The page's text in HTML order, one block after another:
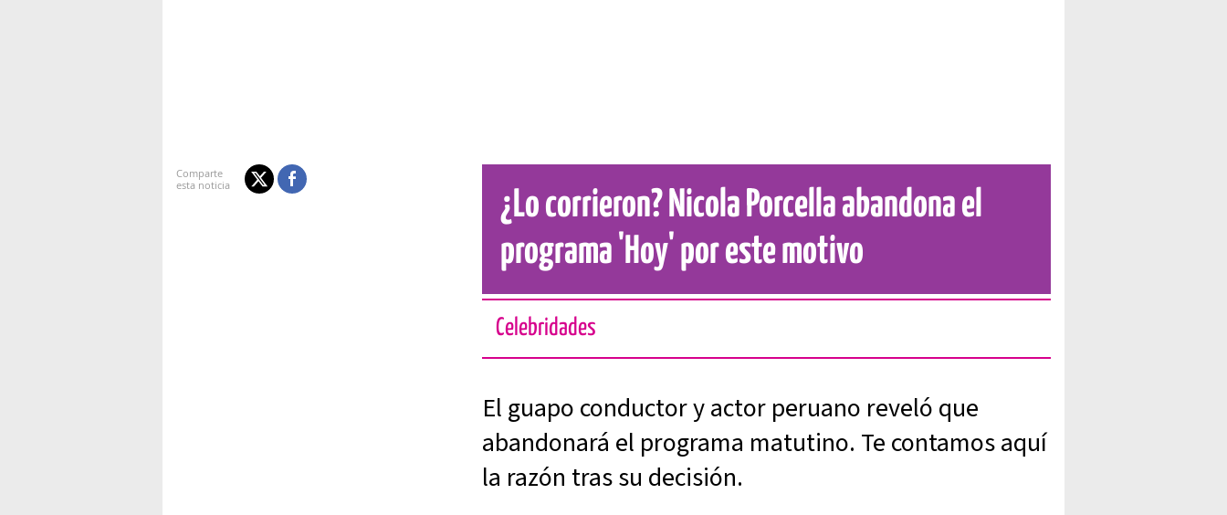
¿Lo corrieron? Nicola Porcella abandona el
programa 'Hoy' por este motivo
Celebridades
El guapo conductor y actor peruano reveló que
abandonará el programa matutino. Te contamos aquí
la razón tras su decisión.